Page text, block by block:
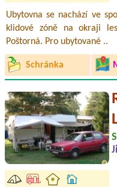
Ubytovna se nachází ve
klidové zóně na okraji
Poštorná. Pro ubytované ..
Schránka